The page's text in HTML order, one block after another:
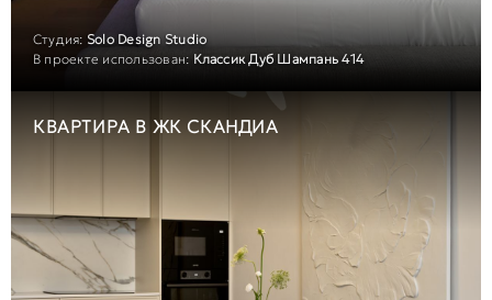
Студия: Solo Design Studio
В проекте использован: Классик Дуб Шампань 414
КВАРТИРА В ЖК СКАНДИА